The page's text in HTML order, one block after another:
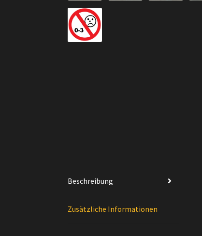
Beschreibung
Zusätzliche Informationen